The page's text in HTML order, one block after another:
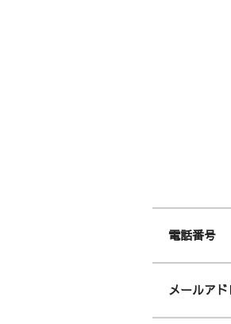
電話番号
メールアド